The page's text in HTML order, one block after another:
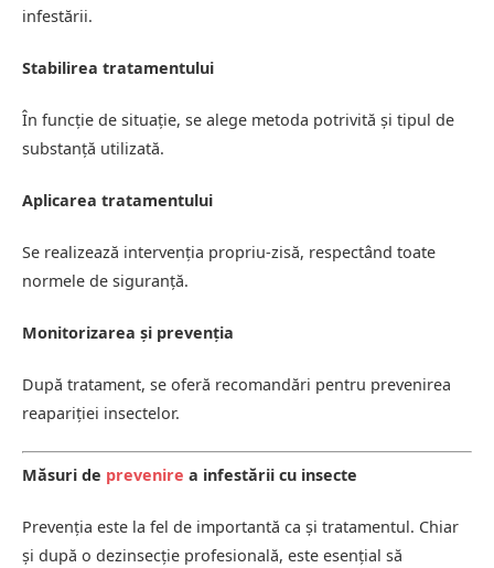
infestării.
Stabilirea tratamentului
În funcție de situație, se alege metoda potrivită și tipul de
substanță utilizată.
Aplicarea tratamentului
Se realizează intervenția propriu-zisă, respectând toate
normele de siguranță.
Monitorizarea și prevenția
După tratament, se oferă recomandări pentru prevenirea
reapariției insectelor.
Măsuri de prevenire a infestării cu insecte
Prevenția este la fel de importantă ca și tratamentul. Chiar
și după o dezinsecție profesională, este esențial să